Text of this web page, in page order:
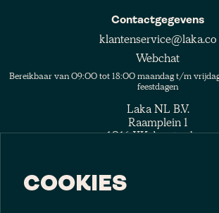
Contactgegevens
klantenservice@laka.co
Webchat
Bereikbaar van 09:00 tot 18:00 maandag t/m
feestdagen
Laka NL B.V.
Raamplein 1
1016 XK Amsterdam
COOKIES